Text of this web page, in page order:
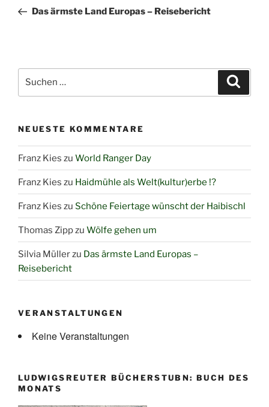
Beitrag
Das ärmste Land Europas – Reisebericht
nach:
NEUESTE KOMMENTARE
Franz Kies zu World Ranger Day
Franz Kies zu Haidmühle als Welt(kultur)erbe !?
Franz Kies zu Schöne Feiertage wünscht der Haibischl
Thomas Zippzu Wölfe gehen um
Silvia Müllerzu Das ärmste Land Europas –
Reisebericht
VERANSTALTUNGEN
Keine Veranstaltungen
LUDWIGSREUTER BÜCHERSTUBN: BUCH DES
MONATS